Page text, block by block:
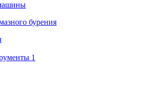
бурения
1